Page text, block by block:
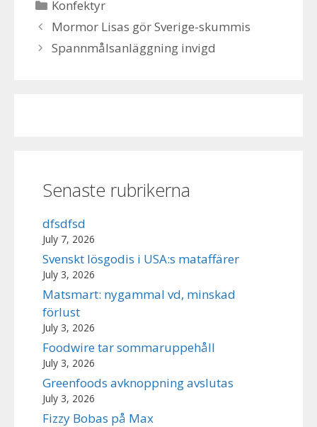
Categories
Konfektyr
Mormor Lisas gör Sverige-skummis
Spannmålsanläggning invigd
Senaste rubrikerna
dfsdfsd
July 7, 2026
Svenskt lösgodis i USA:s mataffärer
July 3, 2026
Matsmart: nygammal vd, minskad
förlust
July 3, 2026
Foodwire tar sommaruppehåll
July 3, 2026
Greenfoods avknoppning avslutas
July 3, 2026
Fizzy Bobas på Max